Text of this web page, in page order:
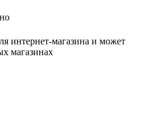
интернет-магазина и может
магазинах